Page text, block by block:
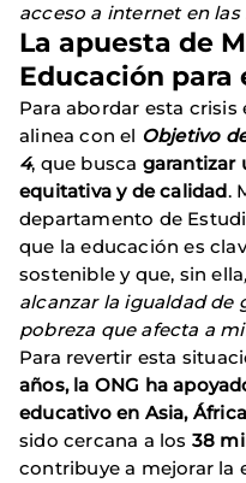
acceso a internet en
La apuesta de
Educación para
Para abordar esta crisis
alinea con el Objetivo
4, que busca garantizar
equitativa y de calidad.
departamento de
que la educación es
sostenible y que, sin ella
alcanzar la igualdad de
pobreza que afecta a
Para revertir esta
años, la ONG ha
educativo en Asia,
sido cercana a los 38
contribuye a mejorar la